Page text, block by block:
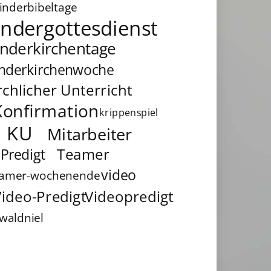
Unterricht
krippenspiel
KU Mitarbeiter
Predigt Teamer
wochenendevideo
PredigtVideopredigt